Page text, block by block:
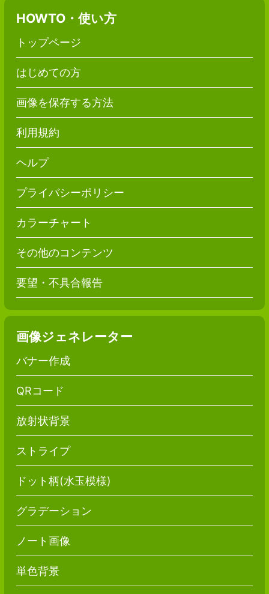
HOWTO・使い方
トップページ
はじめての方
画像を保存する方法
利用規約
ヘルプ
プライバシーポリシー
カラーチャート
その他のコンテンツ
要望・不具合報告
画像ジェネレーター
バナー作成
QRコード
放射状背景
ストライプ
ドット柄(水玉模様)
グラデーション
ノート画像
単色背景